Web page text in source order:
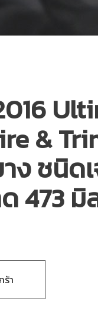
&
ง ชนิด
473
ร้า